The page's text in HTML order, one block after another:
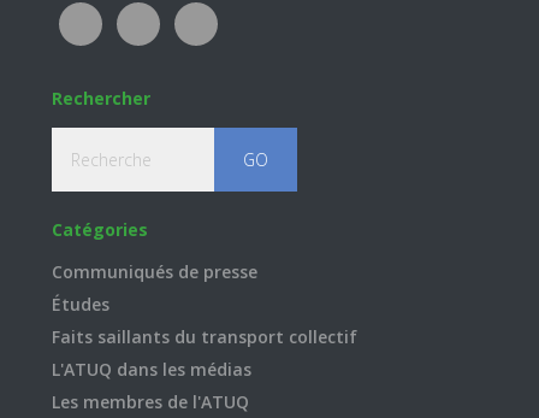
Rechercher
Catégories
Communiqués de presse
Études
Faits saillants du transport collectif
L'ATUQ dans les médias
Les membres de l'ATUQ